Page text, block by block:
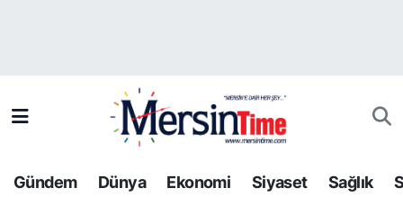
Gündem Dünya Ekonomi Siyaset Sağlık
Bilim-Teknoloji
Trafik Durumu